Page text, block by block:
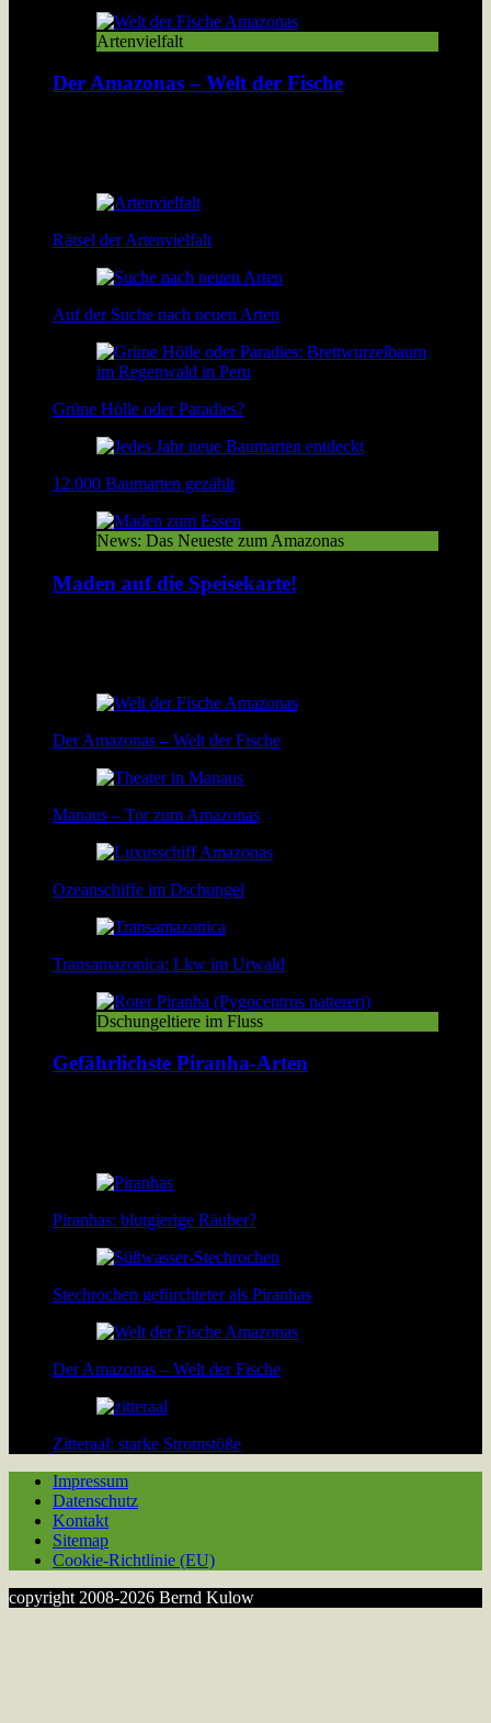
Artenvielfalt
Der Amazonas – Welt der Fische
Rätsel der Artenvielfalt
Auf der Suche nach neuen Arten
Grüne Hölle oder Paradies?
12.000 Baumarten gezählt
News: Das Neueste zum Amazonas
Maden auf die Speisekarte!
Der Amazonas – Welt der Fische
Manaus – Tor zum Amazonas
Ozeanschiffe im Dschungel
Transamazonica: Lkw im Urwald
Dschungeltiere im Fluss
Gefährlichste Piranha-Arten
Piranhas: blutgierige Räuber?
Stechrochen gefürchteter als Piranhas
Der Amazonas – Welt der Fische
Zitteraal: starke Stromstöße
Impressum
Datenschutz
Kontakt
Sitemap
Cookie-Richtlinie (EU)
copyright 2008-2026 Bernd Kulow